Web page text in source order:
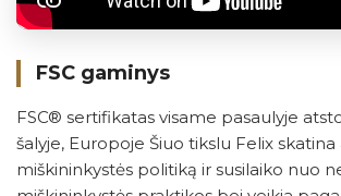
FSC gaminys
FSC® sertifikatas visame pasaulyje
šalyje, Europoje Šiuo tikslu Felix skatina
miškininkystės politiką ir susilaiko nuo